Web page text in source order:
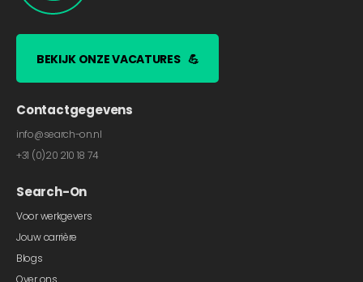
BEKIJK ONZE VACATURES 💪
Contactgegevens
info@search-on.nl
+31 (0)20 210 18 74
Search-On
Voor werkgevers
Jouw carrière
Blogs